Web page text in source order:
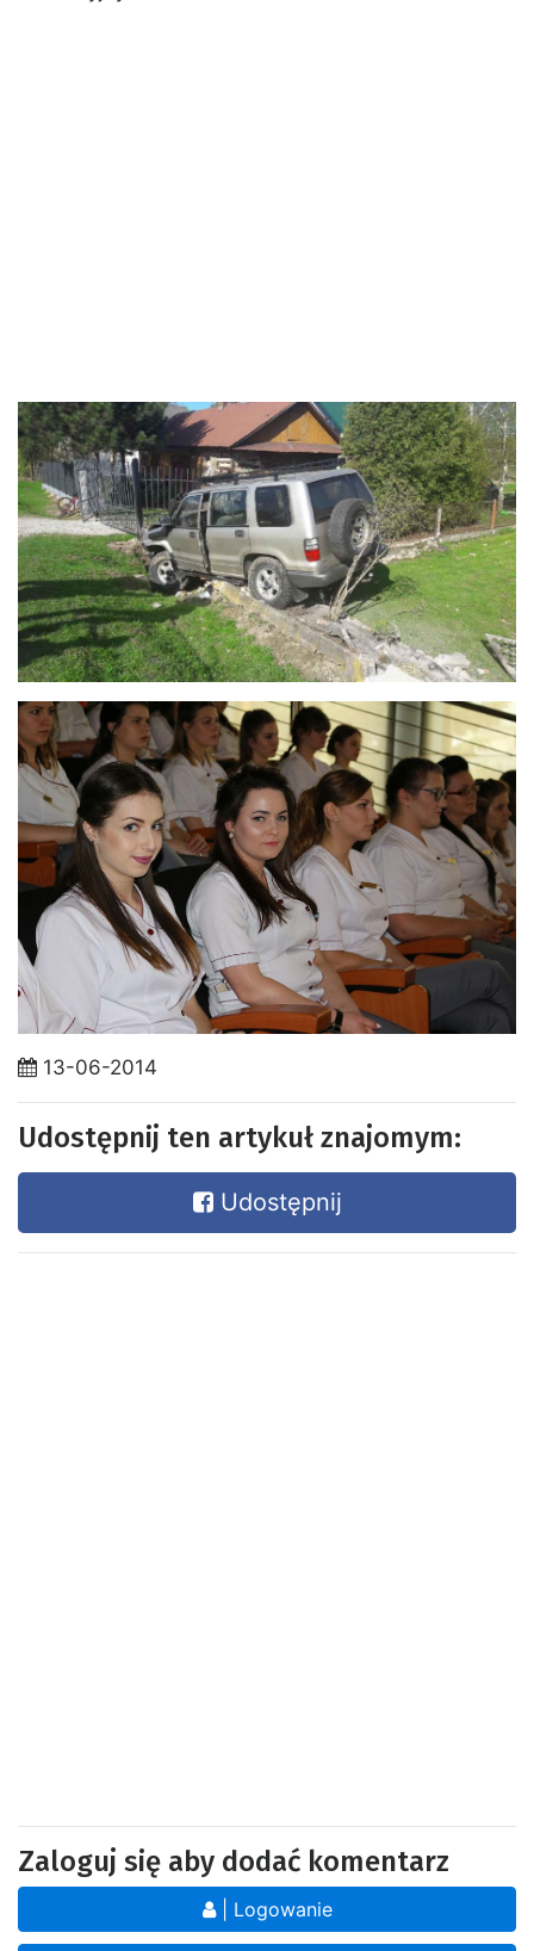
13-06-2014
Udostępnij ten artykuł znajomym:
Udostępnij
Zaloguj się aby dodać komentarz
| Logowanie